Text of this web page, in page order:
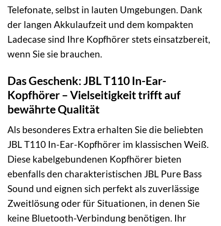
Telefonate, selbst in lauten Umgebungen. Dank
der langen Akkulaufzeit und dem kompakten
Ladecase sind Ihre Kopfhörer stets einsatzbereit,
wenn Sie sie brauchen.
Das Geschenk: JBL T110 In-Ear-
Kopfhörer – Vielseitigkeit trifft auf
bewährte Qualität
Als besonderes Extra erhalten Sie die beliebten
JBL T110 In-Ear-Kopfhörer im klassischen Weiß.
Diese kabelgebundenen Kopfhörer bieten
ebenfalls den charakteristischen JBL Pure Bass
Sound und eignen sich perfekt als zuverlässige
Zweitlösung oder für Situationen, in denen Sie
keine Bluetooth-Verbindung benötigen. Ihr